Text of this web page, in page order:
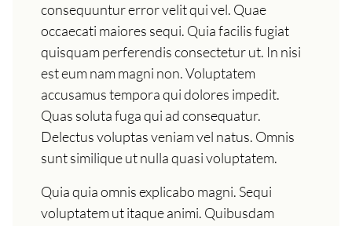
consequuntur error velit qui vel. Quae
occaecati maiores sequi. Quia facilis fugiat
quisquam perferendis consectetur ut. In nisi
est eum nam magni non. Voluptatem
accusamus tempora qui dolores impedit.
Quas soluta fuga qui ad consequatur.
Delectus voluptas veniam vel natus. Omnis
sunt similique ut nulla quasi voluptatem.
Quia quia omnis explicabo magni. Sequi
voluptatem ut itaque animi. Quibusdam